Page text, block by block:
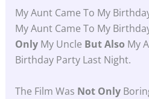
My Aunt Came To My
My Aunt Came To My
Only My Uncle But Also My
Birthday Party Last Night.
The Film Was Not Only